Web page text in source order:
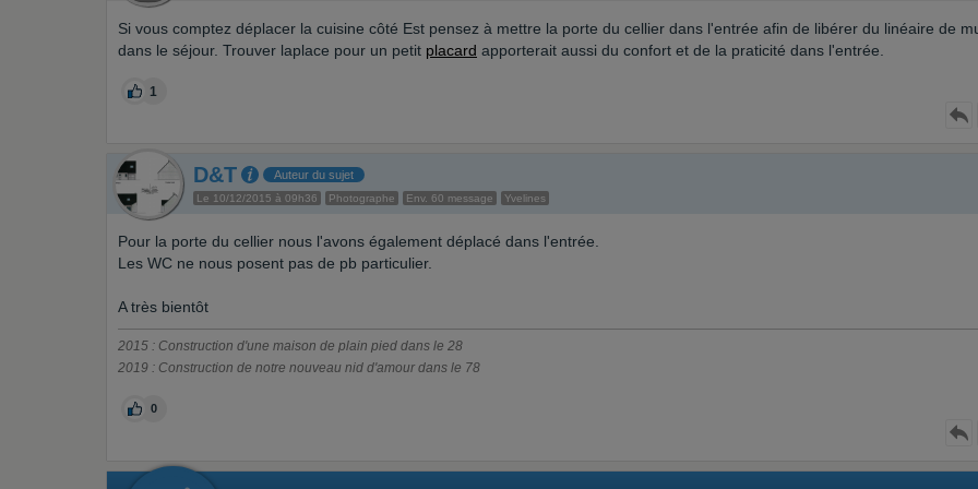
Si vous comptez déplacer la cuisine côté Est pensez à mettre la porte du cellier dans l'entrée afin de libérer du linéaire de
dans le séjour. Trouver laplace pour un petit placard apporterait aussi du confort et de la praticité dans l'entrée.
1
D&T Auteur du sujet
Le 10/12/2015 à 09h36 Photographe Env. 60 message Yvelines
Pour la porte du cellier nous l'avons également déplacé dans l'entrée.
Les WC ne nous posent pas de pb particulier.
A très bientôt
2015 : Construction d'une maison de plain pied dans le 28
2019 : Construction de notre nouveau nid d'amour dans le 78
0